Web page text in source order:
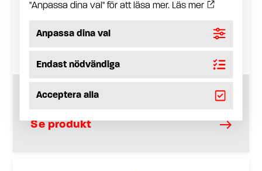
Munstycksrör med dysa för långa instick
Se produkt
"Anpassa dina val" för att läsa mer. Läs mer
Anpassa dina val
Endast nödvändiga
Acceptera alla